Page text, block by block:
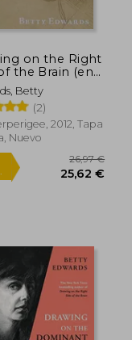
on the Right
the Brain (en
Betty
(2)
2012, Tapa
Nuevo